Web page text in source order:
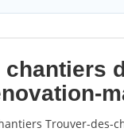
chantiers
Trouver-des-